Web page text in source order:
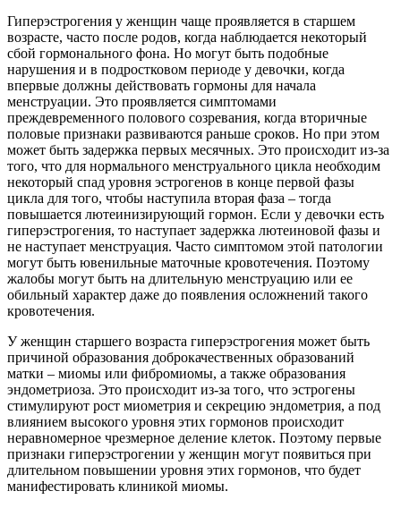
Гиперэстрогения у женщин чаще проявляется в старшем
возрасте, часто после родов, когда наблюдается некоторый
сбой гормонального фона. Но могут быть подобные
нарушения и в подростковом периоде у девочки, когда
впервые должны действовать гормоны для начала
менструации. Это проявляется симптомами
преждевременного полового созревания, когда вторичные
половые признаки развиваются раньше сроков. Но при этом
может быть задержка первых месячных. Это происходит из-за
того, что для нормального менструального цикла необходим
некоторый спад уровня эстрогенов в конце первой фазы
цикла для того, чтобы наступила вторая фаза – тогда
повышается лютеинизирующий гормон. Если у девочки есть
гиперэстрогения, то наступает задержка лютеиновой фазы и
не наступает менструация. Часто симптомом этой патологии
могут быть ювенильные маточные кровотечения. Поэтому
жалобы могут быть на длительную менструацию или ее
обильный характер даже до появления осложнений такого
кровотечения.
У женщин старшего возраста гиперэстрогения может быть
причиной образования доброкачественных образований
матки – миомы или фибромиомы, а также образования
эндометриоза. Это происходит из-за того, что эстрогены
стимулируют рост миометрия и секрецию эндометрия, а под
влиянием высокого уровня этих гормонов происходит
неравномерное чрезмерное деление клеток. Поэтому первые
признаки гиперэстрогении у женщин могут появиться при
длительном повышении уровня этих гормонов, что будет
манифестировать клиникой миомы.